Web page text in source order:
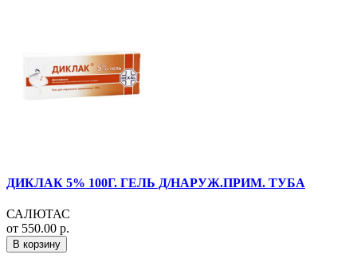
ДИКЛАК 5% 100Г. ГЕЛЬ Д/НАРУЖ.ПРИМ. ТУБА
САЛЮТАС
от 550.00 р.
В корзину